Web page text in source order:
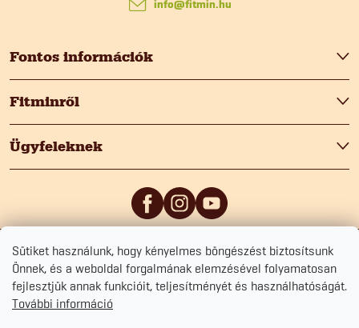
Sütiket használunk, hogy kényelmes böngészést biztosítsunk
Önnek, és a weboldal forgalmának elemzésével folyamatosan
fejlesztjük annak funkcióit, teljesítményét és használhatóságát.
További információ
b
é
c
Fontos információk
Fitminről
Ügyfeleknek
info@fitmin.hu
0/5 5/5